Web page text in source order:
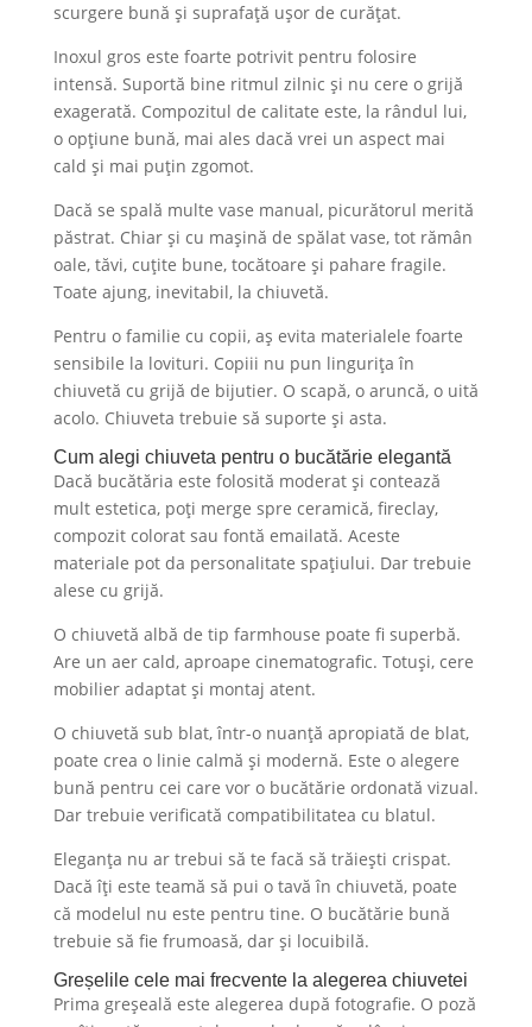
scurgere bună și suprafață ușor de curățat.
Inoxul gros este foarte potrivit pentru folosire
intensă. Suportă bine ritmul zilnic și nu cere o grijă
exagerată. Compozitul de calitate este, la rândul lui,
o opțiune bună, mai ales dacă vrei un aspect mai
cald și mai puțin zgomot.
Dacă se spală multe vase manual, picurătorul merită
păstrat. Chiar și cu mașină de spălat vase, tot rămân
oale, tăvi, cuțite bune, tocătoare și pahare fragile.
Toate ajung, inevitabil, la chiuvetă.
Pentru o familie cu copii, aș evita materialele foarte
sensibile la lovituri. Copiii nu pun lingurița în
chiuvetă cu grijă de bijutier. O scapă, o aruncă, o uită
acolo. Chiuveta trebuie să suporte și asta.
Cum alegi chiuveta pentru o bucătărie elegantă
Dacă bucătăria este folosită moderat și contează
mult estetica, poți merge spre ceramică, fireclay,
compozit colorat sau fontă emailată. Aceste
materiale pot da personalitate spațiului. Dar trebuie
alese cu grijă.
O chiuvetă albă de tip farmhouse poate fi superbă.
Are un aer cald, aproape cinematografic. Totuși, cere
mobilier adaptat și montaj atent.
O chiuvetă sub blat, într-o nuanță apropiată de blat,
poate crea o linie calmă și modernă. Este o alegere
bună pentru cei care vor o bucătărie ordonată vizual.
Dar trebuie verificată compatibilitatea cu blatul.
Eleganța nu ar trebui să te facă să trăiești crispat.
Dacă îți este teamă să pui o tavă în chiuvetă, poate
că modelul nu este pentru tine. O bucătărie bună
trebuie să fie frumoasă, dar și locuibilă.
Greșelile cele mai frecvente la alegerea chiuvetei
Prima greșeală este alegerea după fotografie. O poză